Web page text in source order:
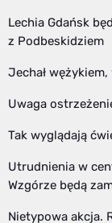
Lechia Gdańsk
z Podbeskidziem
Jechał
Uwaga
Tak wyglądają
Utrudnienia w
Wzgórze będą
Nietypowa akcja.